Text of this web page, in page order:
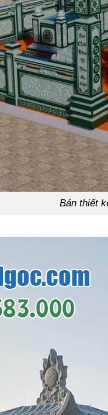
Bản thiết